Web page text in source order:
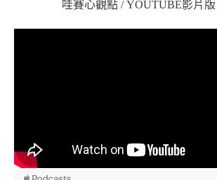
哇賽心觀點 / YOUTUBE影片版